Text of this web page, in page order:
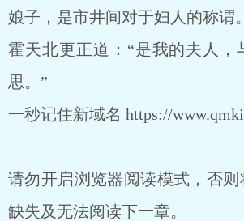
娘子，是市井间对于妇人的称谓。
霍天北更正道：“是我的夫人，
思。”
一秒记住新域名 https://
请勿开启浏览器阅读模式，否
缺失及无法阅读下一章。